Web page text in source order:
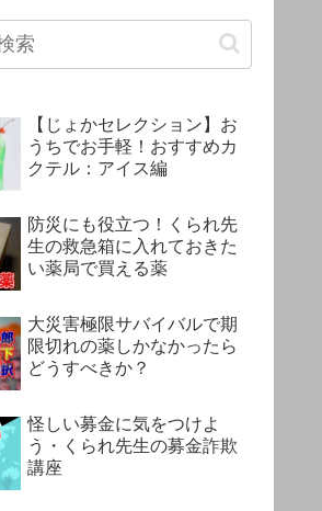
【じょかセレクション】お
うちでお手軽！おすすめカ
クテル：アイス編
防災にも役立つ！くられ先
生の救急箱に入れておきた
い薬局で買える薬
大災害極限サバイバルで期
限切れの薬しかなかったら
どうすべきか？
怪しい募金に気をつけよ
う・くられ先生の募金詐欺
講座